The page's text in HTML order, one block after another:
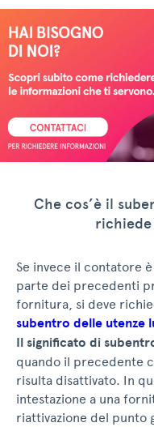
Che cos’è il
richiede
Se invece il contatore
parte dei precedenti
fornitura, si deve
subentro delle utenze
Il significato di
quando il precedente
risulta disattivato. In
intestazione a una
riattivazione del punto